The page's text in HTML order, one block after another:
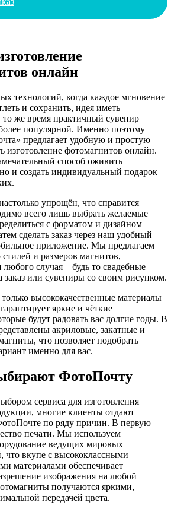
онлайн
технологий, когда каждое мгновение
и сохранить, идея иметь
же время практичный сувенир
популярной. Именно поэтому
предлагает удобную и простую
изготовление фотомагнитов онлайн.
способ оживить
и создать индивидуальный подарок
упрощён, что справится
всего лишь выбрать желаемые
с форматом и дизайном
сделать заказ через наш удобный
приложение. Мы предлагаем
и размеров магнитов,
случая – будь то свадебные
или сувениры со своим рисунком.
высококачественные материалы
яркие и чёткие
будут радовать вас долгие годы. В
акриловые, закатные и
что позволяет подобрать
именно для вас.
ФотоПочту
сервиса для изготовления
многие клиенты отдают
по ряду причин. В первую
печати. Мы используем
ведущих мировых
что вкупе с высококлассными
материалами обеспечивает
изображения на любой
получаются яркими,
передачей цвета.